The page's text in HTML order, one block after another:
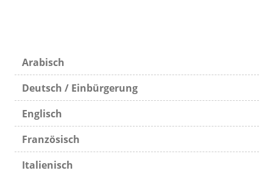
Arabisch
Deutsch / Einbürgerung
Englisch
Französisch
Italienisch